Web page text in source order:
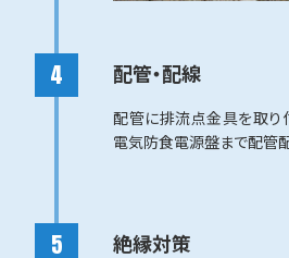
配管・配線
配管に排流点金具を取り
電気防食電源盤まで配管配
絶縁対策